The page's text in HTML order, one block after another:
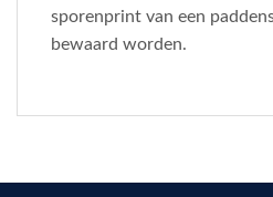
sporenprint van een
bewaard worden.